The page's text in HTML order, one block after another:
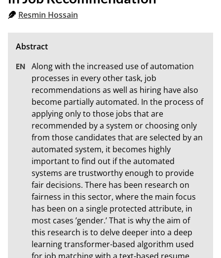
Resmin Hossain
Along with the increased use of automation
processes in every other task, job
recommendations as well as hiring have also
become partially automated. In the process of
applying only to those jobs that are
recommended by a system or choosing only
from those candidates that are selected by an
automated system, it becomes highly
important to find out if the automated
systems are trustworthy enough to provide
fair decisions. There has been research on
fairness in this sector, where the main focus
has been on a single protected attribute, in
most cases ’gender.’ That is why the aim of
this research is to delve deeper into a deep
learning transformer-based algorithm used